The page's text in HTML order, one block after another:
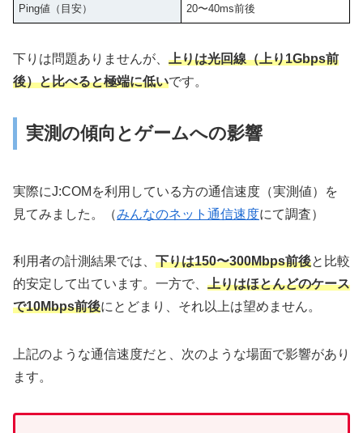
Ping値（目安） 20〜40ms前後
下りは問題ありませんが、 上りは光回線（上り1Gbps前
後）と比べると極端に低いです。
実測の傾向とゲームへの影響
実際にJ:COMを利用している方の通信速度（実測値）を
見てみました。（みんなのネット通信速度にて調査）
利用者の計測結果では、 下りは150〜300Mbps前後と比較
的安定して出ています。一方で、 上りはほとんどのケース
で10Mbps前後にとどまり、それ以上は望めません。
上記のような通信速度だと、次のような場面で影響があり
ます。